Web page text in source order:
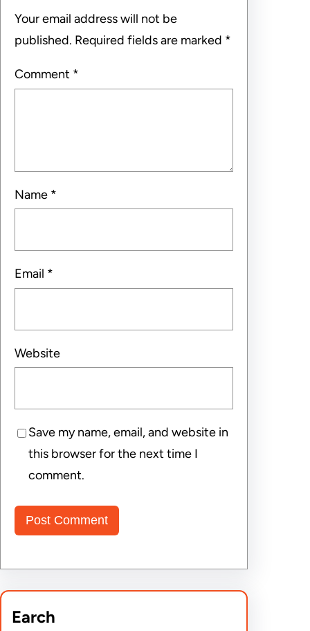
Your email address will not be
published. Required fields are marked *
Comment *
Name *
Email *
Website
Save my name, email, and website in
this browser for the next time I
comment.
Earch